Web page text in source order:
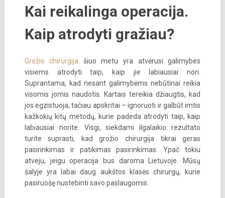
Kai reikalinga operacija.
Kaip atrodyti gražiau?
Grožio chirurgija šiuo metu yra atvėrusi galimybes
visiems atrodyti taip, kaip jie labiausiai nori.
Suprantama, kad nesant galimybėms nebūtinai reikia
visomis jomis naudotis. Kartais tereikia džiaugtis, kad
jos egzistuoja, tačiau apskritai – ignoruoti ir galbūt imtis
kažkokių kitų metodų, kurie padeda atrodyti taip, kaip
labiausiai norite. Visgi, siekdami ilgalaikio rezultato
turite suprasti, kad grožio chirurgija tikrai geras
pasirinkimas ir patikimas pasirinkimas. Ypač tokiu
atveju, jeigu operacija bus daroma Lietuvoje. Mūsų
šalyje yra labai daug aukštos klasės chirurgų, kurie
pasiruošę nustebinti savo paslaugomis.